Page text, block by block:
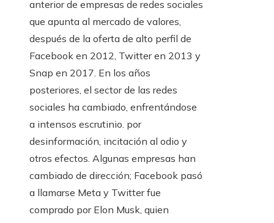
anterior de empresas de redes sociales
que apunta al mercado de valores,
después de la oferta de alto perfil de
Facebook en 2012, Twitter en 2013 y
Snap en 2017. En los años
posteriores, el sector de las redes
sociales ha cambiado, enfrentándose
a intensos escrutinio. por
desinformación, incitación al odio y
otros efectos. Algunas empresas han
cambiado de dirección; Facebook pasó
a llamarse Meta y Twitter fue
comprado por Elon Musk, quien